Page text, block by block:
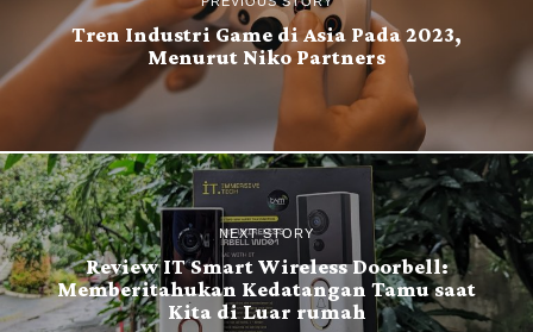
Tren Industri Game di Asia Pada 2023,
Menurut Niko Partners
NEXT STORY
Review IT Smart Wireless Doorbell:
Memberitahukan Kedatangan Tamu saat
Kita di Luar rumah